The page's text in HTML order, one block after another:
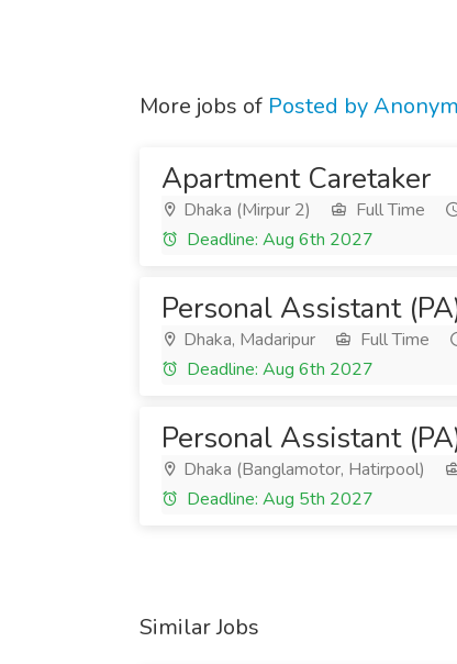
More jobs of Posted by
Apartment Caretaker
Dhaka (Mirpur 2) Full Time
Deadline: Aug 6th 2027
Personal Assistant
Dhaka, Madaripur Full Time
Deadline: Aug 6th 2027
Personal Assistant
Dhaka (Banglamotor, Hatirpool)
Deadline: Aug 5th 2027
Similar Jobs